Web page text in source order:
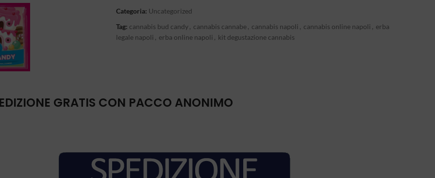
Categoria: Uncategorized
Tag: cannabis bud candy, cannabis cannabe, cannabis napoli , cannabis online napoli , erba
legale napoli , erba online napoli , kit degustazione cannabis
GRATIS CON PACCO ANONIMO